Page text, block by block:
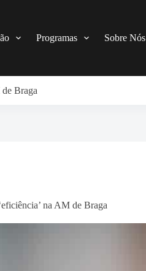
Programas Sobre Nós
Braga
na AM de Braga